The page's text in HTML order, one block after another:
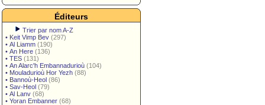
Éditeurs
Trier par nom A-Z
• Keit Vimp Bev (297)
• Al Liamm (190)
• An Here (136)
• TES (131)
• An Alarc'h Embannadurioù (104)
• Mouladurioù Hor Yezh (88)
• Bannoù-Heol (86)
• Sav-Heol (79)
• Al Lanv (68)
• Yoran Embanner (68)